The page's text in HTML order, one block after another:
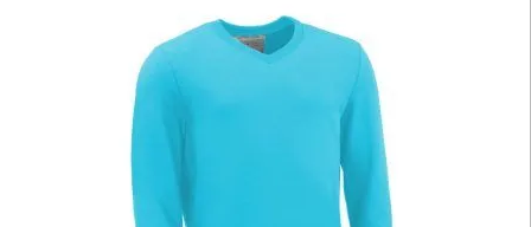
Die
Optionen
können
der
Produktseite
gewählt